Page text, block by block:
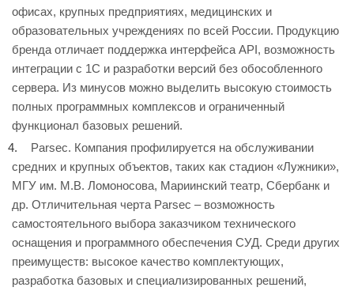
офисах, крупных предприятиях, медицинских и
образовательных учреждениях по всей России. Продукцию
бренда отличает поддержка интерфейса API, возможность
интеграции с 1С и разработки версий без обособленного
сервера. Из минусов можно выделить высокую стоимость
полных программных комплексов и ограниченный
функционал базовых решений.
Parsec. Компания профилируется на обслуживании
средних и крупных объектов, таких как стадион «Лужники»,
МГУ им. М.В. Ломоносова, Мариинский театр, Сбербанк и
др. Отличительная черта Parsec – возможность
самостоятельного выбора заказчиком технического
оснащения и программного обеспечения СУД. Среди других
преимуществ: высокое качество комплектующих,
разработка базовых и специализированных решений,